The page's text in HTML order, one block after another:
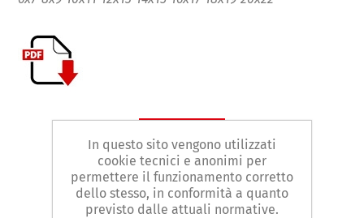
FacebookWhatsApp
LinkedIn
In questo sito vengono utilizzati
cookie tecnici e anonimi per
permettere il funzionamento corretto
dello stesso, in conformità a quanto
previsto dalle attuali normative.